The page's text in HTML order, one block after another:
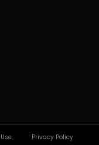
Privacy Policy